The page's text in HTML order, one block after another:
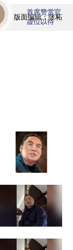
| 版面编辑：张柘
首席赞赏官
虚位以待